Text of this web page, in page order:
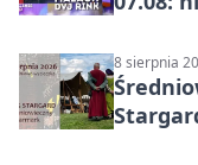
8 sierpnia